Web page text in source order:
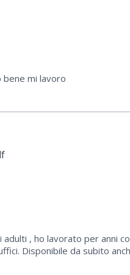
mi lavoro
, ho lavorato per anni
Disponibile da subito